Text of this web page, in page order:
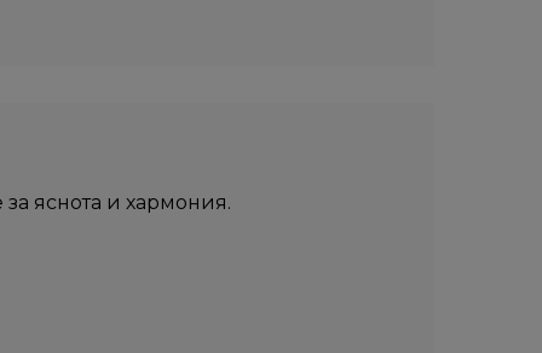
яснота и хармония.